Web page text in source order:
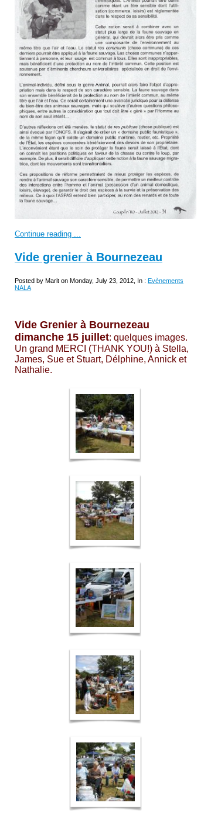
Continue reading ...
Vide grenier à Bournezeau
Posted by Marit on Monday, July 23, 2012, In : Evènements
NALA
Vide Grenier à Bournezeau
dimanche 15 juillet: quelques images.
Un grand MERCI (THANK YOU!) à Stella,
James, Sue et Stuart, Délphine, Annick et
Nathalie.